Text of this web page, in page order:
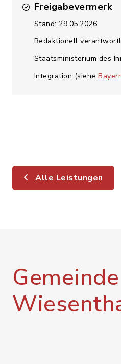
Freigabevermerk
Stand: 29.05.2026
Redaktionell
Staatsministerium des
Integration (siehe
Alle Leistungen
Gemeinde